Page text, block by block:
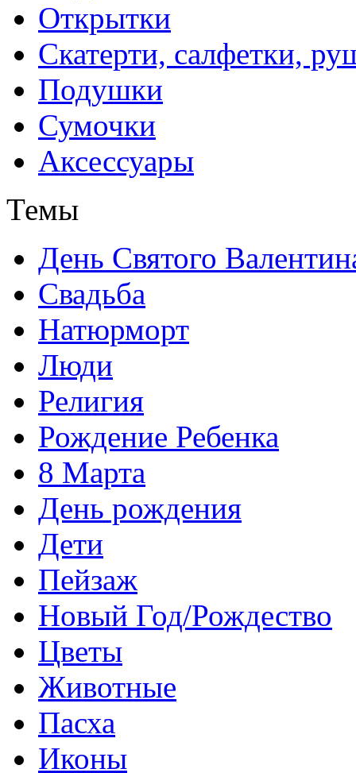
Открытки
Скатерти, салфетки,
Подушки
Сумочки
Аксессуары
Темы
День Святого
Свадьба
Натюрморт
Люди
Религия
Рождение Ребенка
8 Марта
День рождения
Дети
Пейзаж
Новый Год/Рождество
Цветы
Животные
Пасха
Иконы